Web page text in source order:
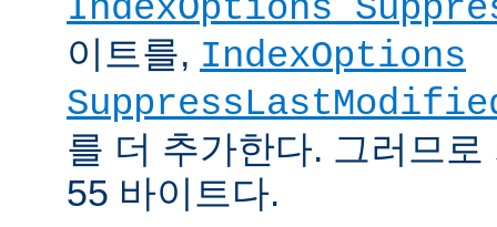
IndexOptions
이트를, IndexOptions
를 더 추가한다. 그러므
55 바이트다.